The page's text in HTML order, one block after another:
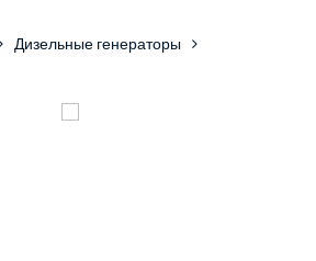
Дизельные генераторы